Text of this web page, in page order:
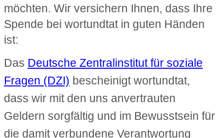
möchten. Wir versichern Ihnen, dass Ihre
Spende bei wortundtat in guten Händen
ist:
Das Deutsche Zentralinstitut für soziale
Fragen (DZI) bescheinigt wortundtat,
dass wir mit den uns anvertrauten
Geldern sorgfältig und im Bewusstsein für
die damit verbundene Verantwortung